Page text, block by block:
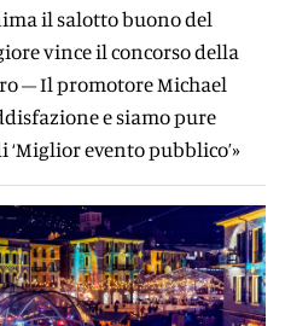
il salotto buono del
vince il concorso della
– Il promotore Michael
e siamo pure
evento pubblico’»